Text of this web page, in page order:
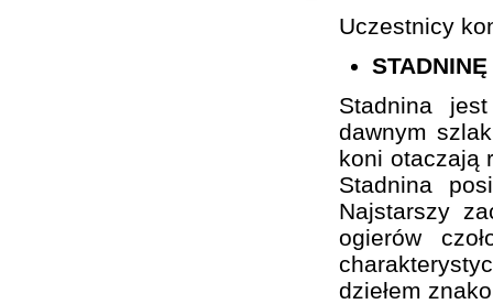
Uczestnicy
Stadnina
dawnym
koni otaczają
Stadnina
Najstarszy
ogierów
dziełem